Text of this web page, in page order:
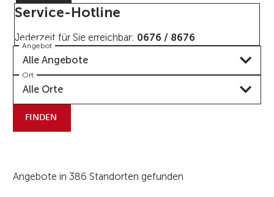
Service-Hotline
Jederzeit für Sie erreichbar: 0676 / 8676
Angebot
Alle Angebote
Ort
Alle Orte
FINDEN
Angebote in 386 Standorten gefunden